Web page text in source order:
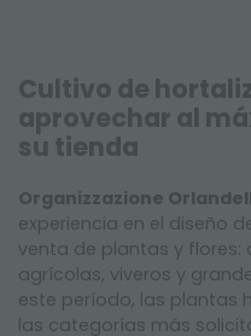
Cultivo de
aprovechar al
su tienda
Organizzazione
experiencia en el diseño
venta de plantas y flores:
agrícolas, viveros y
este período, las plantas
las categorías más